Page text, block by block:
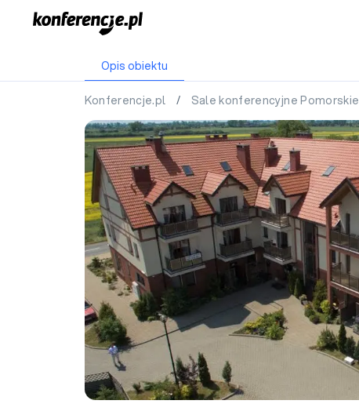
Opis obiektu
Konferencje.pl / Sale konferencyjne Pomorskie